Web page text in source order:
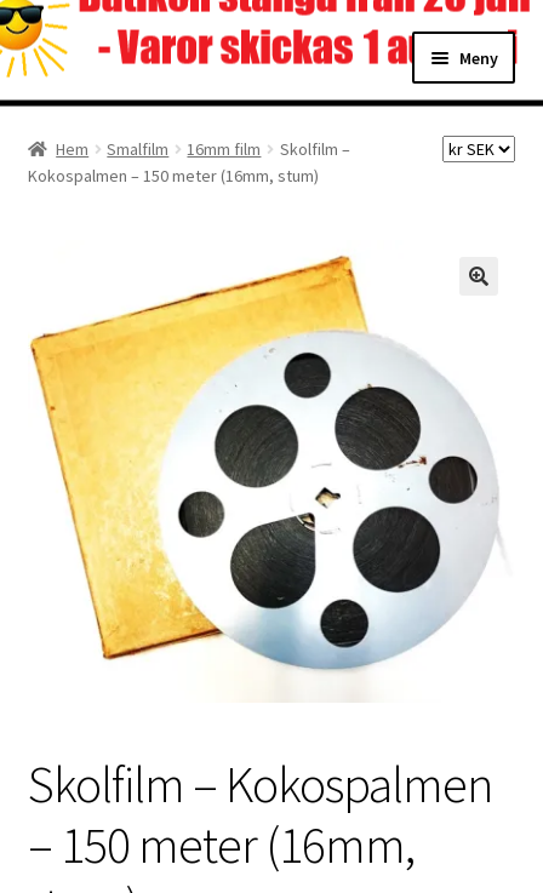
Hoppa
till
navigering
Hoppa
till
innehåll
Meny
Digitalisering
Förbättringar
Önskelista
Checkout
About the checkout
International Checkout
Varukorg
Hem Smalfilm 16mm film
Skolfilm –
Kokospalmen – 150 meter (16mm, stum)
Skolfilm – Kokospalmen
– 150 meter (16mm,